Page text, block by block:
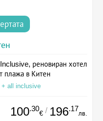
реновиран хотел
плажа в Китен
+ all inclusive
100.30
€ / 196.17
лв.